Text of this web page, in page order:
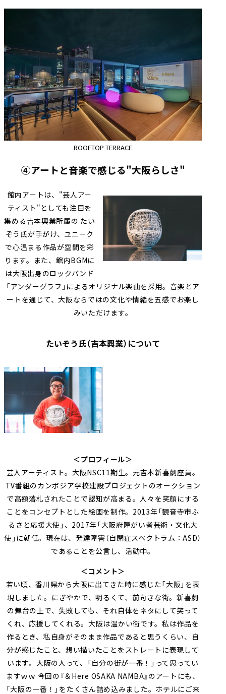
ROOFTOP TERRACE
④アートと音楽で感じる"大阪らしさ"
館内アートは、"芸人アー
ティスト"としても注目を
集める吉本興業所属の たい
ぞう氏が手がけ、ユニーク
で心温まる作品が空間を彩
ります。また、館内BGMに
は大阪出身のロックバンド
「アンダーグラフ」によるオリジナル楽曲を採用。音楽とア
ートを通じて、大阪ならではの文化や情緒を五感でお楽し
みいただけます。
たいぞう氏（吉本興業）について
＜プロフィール＞
芸人アーティスト。大阪NSC11期生。元吉本新喜劇座員。
TV番組のカンボジア学校建設プロジェクトのオークション
で高額落札されたことで認知が高まる。人々を笑顔にする
ことをコンセプトとした絵画を制作。2013年「観音寺市ふ
るさと応援大使」、2017年「大阪府障がい者芸術・文化大
使」に就任。現在は、発達障害（自閉症スペクトラム：ASD）
であることを公言し、活動中。
＜コメント＞
若い頃、香川県から大阪に出てきた時に感じた「大阪」を表
現しました。にぎやかで、明るくて、前向きな街。新喜劇
の舞台の上で、失敗しても、それ自体をネタにして笑って
くれ、応援してくれる。大阪は温かい街です。私は作品を
作るとき、私自身がそのまま作品であると思うくらい、自
分が感じたこと、想い描いたことをストレートに表現して
います。大阪の人って、「自分の街が一番！」って思ってい
ますｗｗ 今回の『＆Here OSAKA NAMBA』のアートにも、
「大阪の一番！」をたくさん詰め込みました。ホテルにご来